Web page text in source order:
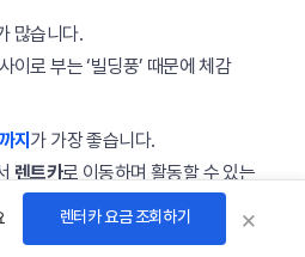
많습니다.
이로 부는 ‘빌딩풍’ 때문에 체감
지 가 가장 좋습니다.
렌트카로 이동하며 활동할 수 있는
다.
렌터카 요금 조회하기 ×